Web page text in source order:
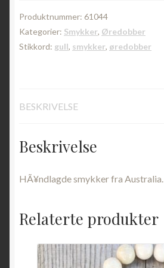
Produktnummer: 61044
Kategorier: Smykker, Øredobber
Stikkord: gull, smykker, øredobber
BESKRIVELSE
Beskrivelse
HÃ¥ndlagde smykker fra Australia.
Relaterte produkter